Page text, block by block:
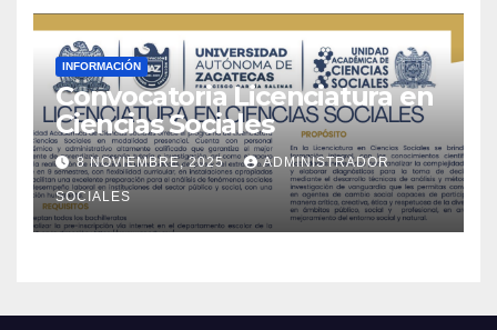
INFORMACIÓN
Convocatoria Licenciatura en
Ciencias Sociales
8 NOVIEMBRE, 2025 ADMINISTRADOR
SOCIALES